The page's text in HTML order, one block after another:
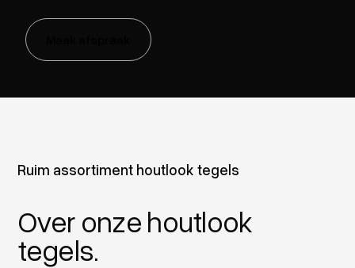
Ruim assortiment houtlook tegels
Over onze houtlook
tegels.